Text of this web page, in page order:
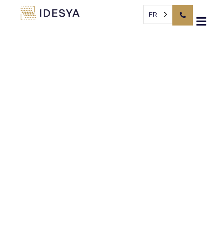
FR
Panneau de gestion des cookies